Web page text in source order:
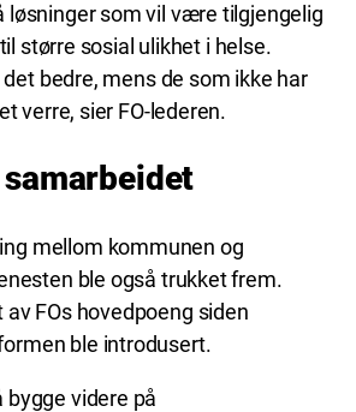
løsninger som vil være tilgjengelig
større sosial ulikhet i helse.
bedre, mens de som ikke har
verre, sier FO-lederen.
mellom kommunen og
ble også trukket frem.
FOs hovedpoeng siden
ble introdusert.
bygge videre på